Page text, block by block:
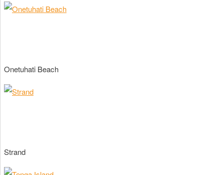
Onetuhati Beach
Strand